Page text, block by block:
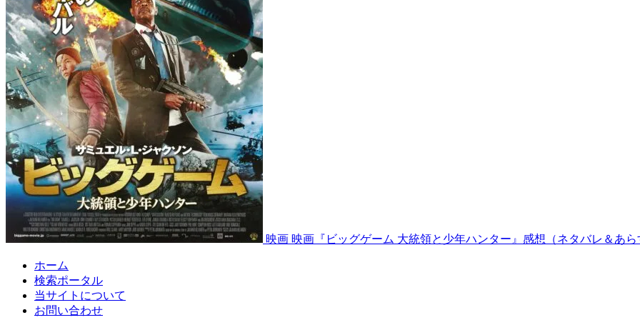
映画 映画『ビッグゲーム 大統領と少年ハンター』感想（ネタバレ＆あら
ホーム
検索ポータル
当サイトについて
お問い合わせ